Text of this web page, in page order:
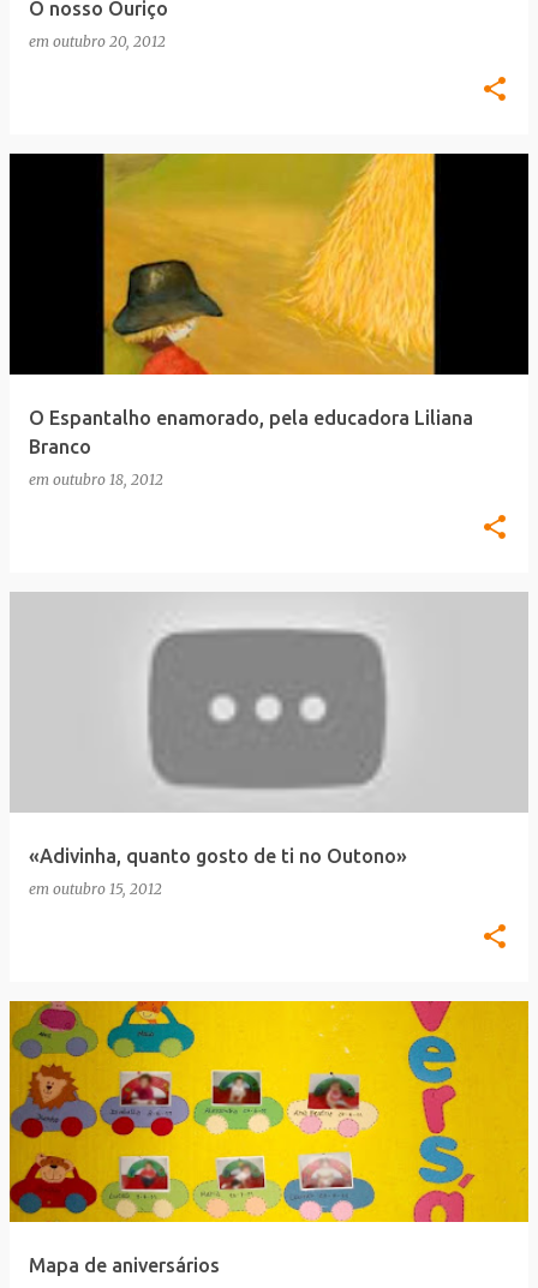
O nosso Ouriço
em outubro 20, 2012
O Espantalho enamorado, pela educadora Liliana
Branco
em outubro 18, 2012
«Adivinha, quanto gosto de ti no Outono»
em outubro 15, 2012
Mapa de aniversários